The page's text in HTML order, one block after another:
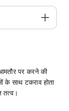
पर करने की
के साथ टकराव होता
तत्व।